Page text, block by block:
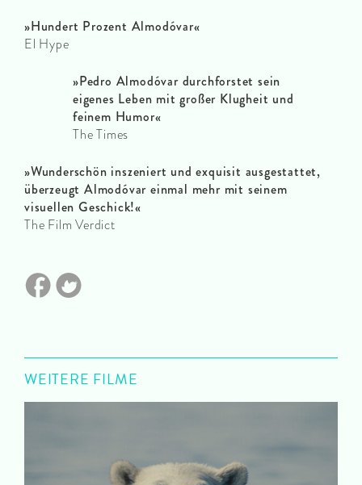
»Hundert Prozent Almodóvar«
El Hype
»Pedro Almodóvar durchforstet sein
eigenes Leben mit großer Klugheit und
feinem Humor«
The Times
»Wunderschön inszeniert und exquisit ausgestattet,
überzeugt Almodóvar einmal mehr mit seinem
visuellen Geschick!«
The Film Verdict
WEITERE FILME